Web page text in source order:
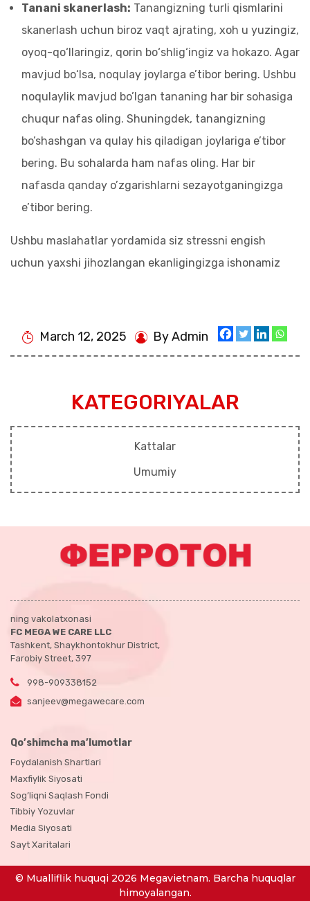
Tanani skanerlash: Tanangizning turli qismlarini
skanerlash uchun biroz vaqt ajrating, xoh u yuzingiz,
oyoq-qo‘llaringiz, qorin bo‘shlig‘ingiz va hokazo. Agar
mavjud bo‘lsa, noqulay joylarga e’tibor bering. Ushbu
noqulaylik mavjud bo’lgan tananing har bir sohasiga
chuqur nafas oling. Shuningdek, tanangizning
bo’shashgan va qulay his qiladigan joylariga e’tibor
bering. Bu sohalarda ham nafas oling. Har bir
nafasda qanday o’zgarishlarni sezayotganingizga
e’tibor bering.
Ushbu maslahatlar yordamida siz stressni engish
uchun yaxshi jihozlangan ekanligingizga ishonamiz
March 12, 2025 By Admin
KATEGORIYALAR
Kattalar
Umumiy
ning vakolatxonasi
FC MEGA WE CARE LLC
Tashkent, Shaykhontokhur District,
Farobiy Street, 397
998-909338152
sanjeev@megawecare.com
Qo’shimcha ma’lumotlar
Foydalanish Shartlari
Maxfiylik Siyosati
Sog’liqni Saqlash Fondi
Tibbiy Yozuvlar
Media Siyosati
Sayt Xaritalari
© Mualliflik huquqi 2026 Megavietnam. Barcha huquqlar
himoyalangan.